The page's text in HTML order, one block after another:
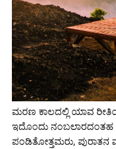
ಮರಣ ಕಾಲದಲ್ಲಿ ಯಾವ
ಇದೊಂದು ನಂಬಲಾರದಂತಹ
ಪಂಡಿತೋತ್ತಮರು,